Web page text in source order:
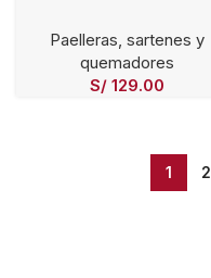
Paelleras, sartenes y
quemadores
S/129.00
1 2